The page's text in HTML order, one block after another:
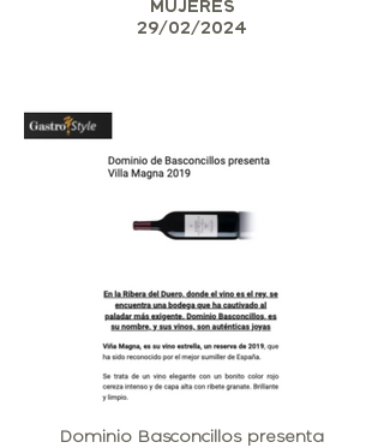
MUJERES
29/02/2024
Dominio Basconcillos presenta